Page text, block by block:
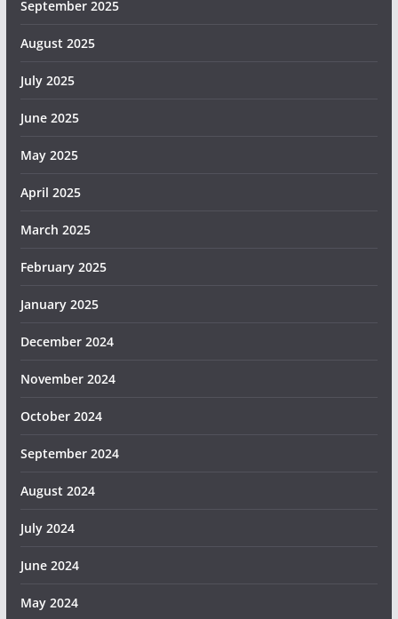
September 2025
August 2025
July 2025
June 2025
May 2025
April 2025
March 2025
February 2025
January 2025
December 2024
November 2024
October 2024
September 2024
August 2024
July 2024
June 2024
May 2024